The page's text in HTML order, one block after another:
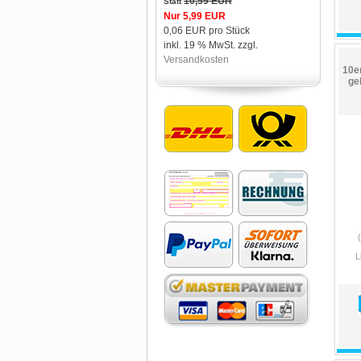
Nur 5,99 EUR
0,06 EUR pro Stück
inkl. 19 % MwSt. zzgl.
Versandkosten